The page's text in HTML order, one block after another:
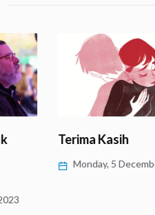
Terima Kasih
Monday, 5 December 2022